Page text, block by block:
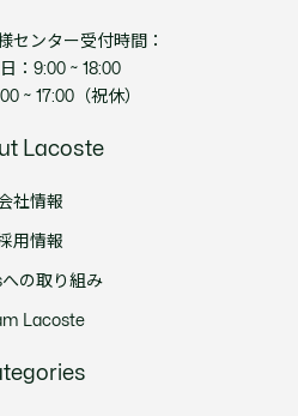
センター受付時間：
：9:00 ~ 18:00
~ 17:00（祝休）
Lacoste
社情報
用情報
の取り組み
Lacoste